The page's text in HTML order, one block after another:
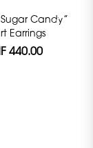
Candy”
Earrings
440.00